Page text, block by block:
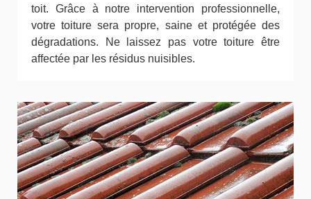
toit. Grâce à notre intervention professionnelle,
votre toiture sera propre, saine et protégée des
dégradations. Ne laissez pas votre toiture être
affectée par les résidus nuisibles.